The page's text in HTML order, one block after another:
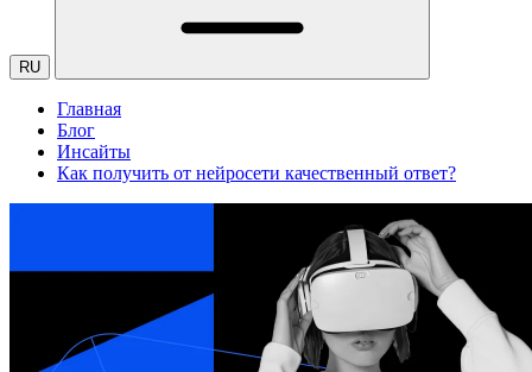
RU
Главная
Блог
Инсайты
Как получить от нейросети качественный ответ?